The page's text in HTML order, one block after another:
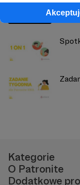
Kategorie
O Patronite
Dodatkowe